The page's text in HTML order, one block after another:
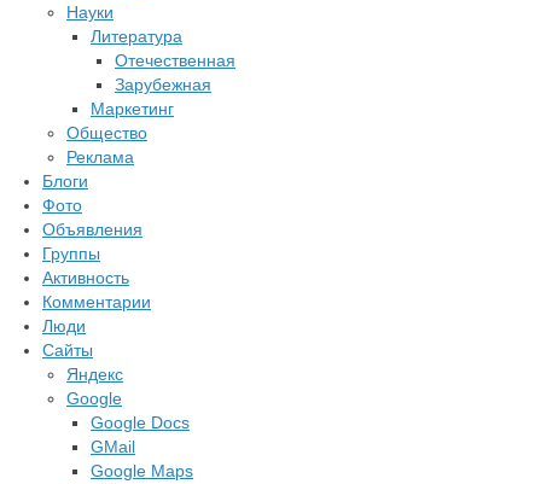
Науки
Литература
Отечественная
Зарубежная
Маркетинг
Общество
Реклама
Блоги
Фото
Объявления
Группы
Активность
Комментарии
Люди
Сайты
Яндекс
Google
Google Docs
GMail
Google Maps